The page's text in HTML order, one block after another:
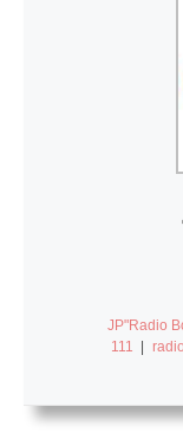
JP"Radio
111
|